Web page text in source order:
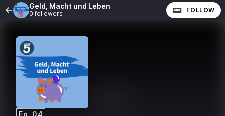
Geld, Macht und Leben
0 followers FOLLOW
Ep. 04